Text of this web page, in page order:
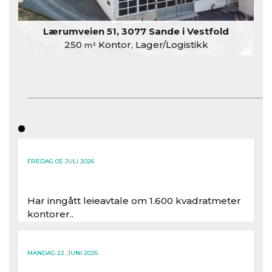
Lærumveien 51, 3077 Sande i Vestfold
250 m²Kontor, Lager/Logistikk
FREDAG 03. JULI 2026
Har inngått leieavtale om 1.600 kvadratmeter
kontorer..
MANDAG 22. JUNI 2026